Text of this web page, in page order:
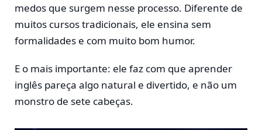
medos que surgem nesse processo. Diferente de
muitos cursos tradicionais, ele ensina sem
formalidades e com muito bom humor.
E o mais importante: ele faz com que aprender
inglês pareça algo natural e divertido, e não um
monstro de sete cabeças.